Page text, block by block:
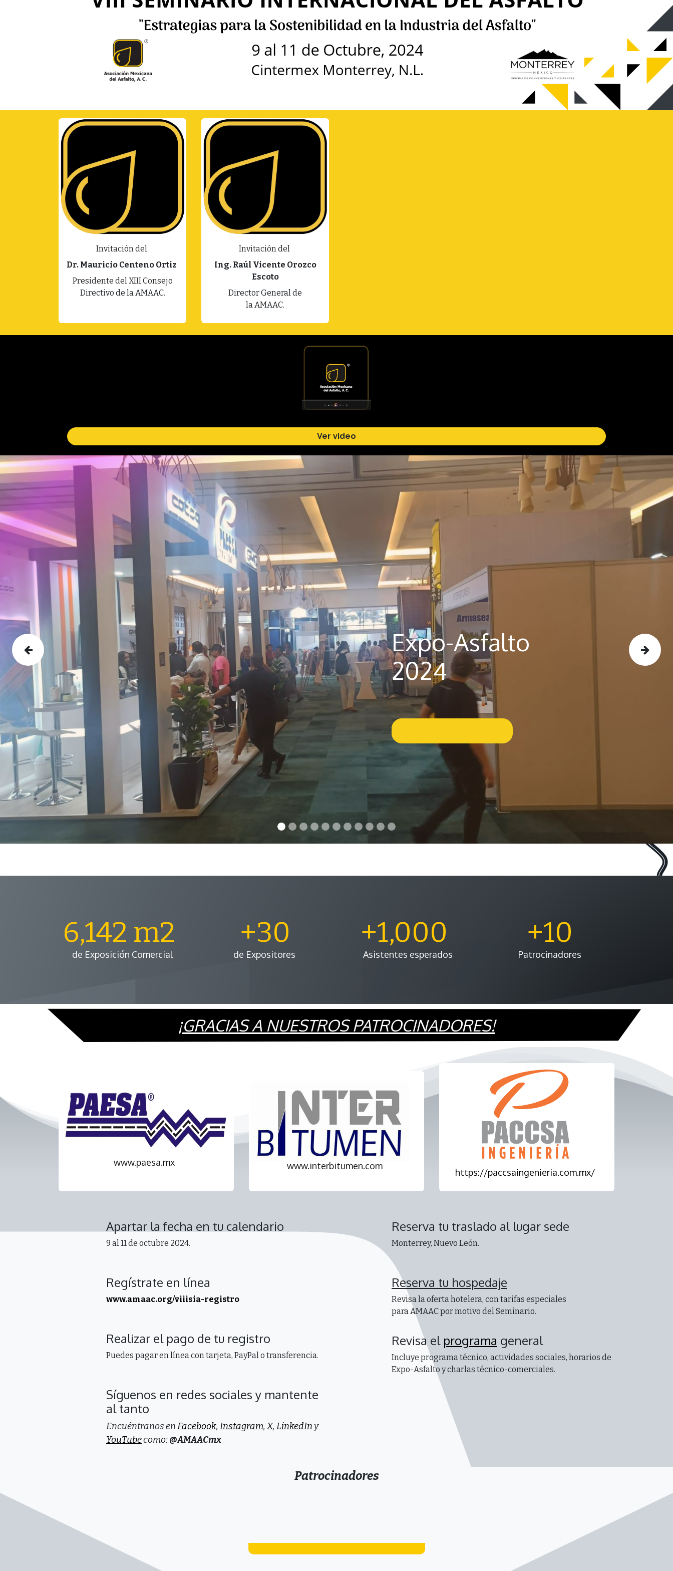
Invitación del
Dr. Mauricio Centeno Ortiz
Presidente del XIII Consejo
Directivo de la AMAAC.
Invitación del
Ing. Raúl Vicente Orozco
Escoto
Director General de
la AMAAC.
Ver video
Expo-Asfalto
2024
Anterior Siguiente
6,142 m2
de Exposición Comercial
+30
de Expositores
+1,000
Asistentes esperados
+10
Patrocinadores
¡GRACIAS A NUESTROS PATROCINADORES!
www.paesa.mx www.interbitumen.com
https://paccsaingenieria.com.mx/
Apartar la fecha en tu calendario
9 al 11 de octubre 2024.
Regístrate en línea
www.amaac.org/viiisia-registro
Realizar el pago de tu registro
Puedes pagar en línea con tarjeta, PayPal o transferencia.
Síguenos en redes sociales y mantente
al tanto
Encuéntranos enFacebook, Instagram,X, LinkedIny
YouTubecomo:@AMAACmx
Reserva tu traslado al lugar sede
Monterrey, Nuevo León.
Reserva tu hospedaje
Revisa la oferta hotelera, con tarifas especiales
para AMAAC por motivo del Seminario.
Revisa el programa general
Incluye programa técnico, actividades sociales, horarios de
Expo-Asfalto y charlas técnico-comerciales.
Patrocinadores